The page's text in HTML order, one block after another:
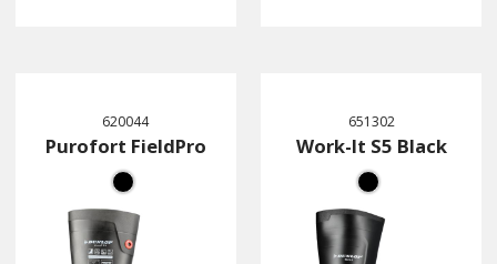
620044
Purofort FieldPro
651302
Work-It S5 Black